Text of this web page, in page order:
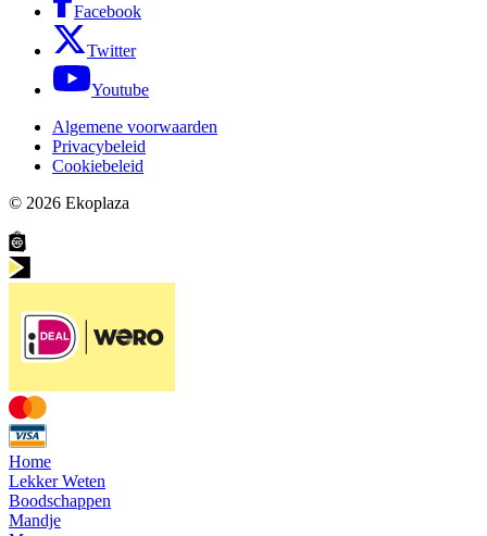
Facebook
Twitter
Youtube
Algemene voorwaarden
Privacybeleid
Cookiebeleid
© 2026 Ekoplaza
Home
Lekker Weten
Boodschappen
Mandje